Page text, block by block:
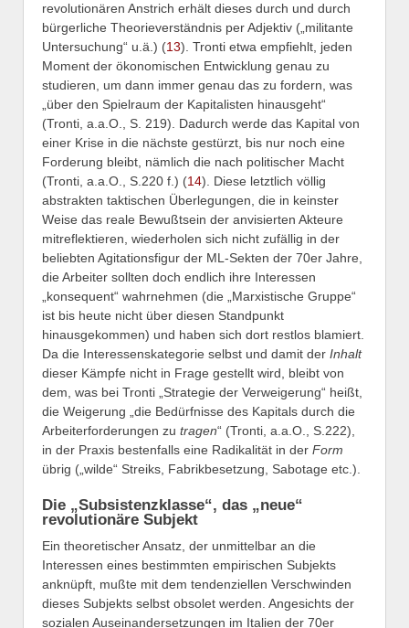
revolutionären Anstrich erhält dieses durch und durch
bürgerliche Theorieverständnis per Adjektiv („militante
Untersuchung“ u.ä.) (13). Tronti etwa empfiehlt, jeden
Moment der ökonomischen Entwicklung genau zu
studieren, um dann immer genau das zu fordern, was
„über den Spielraum der Kapitalisten hinausgeht“
(Tronti, a.a.O., S. 219). Dadurch werde das Kapital von
einer Krise in die nächste gestürzt, bis nur noch eine
Forderung bleibt, nämlich die nach politischer Macht
(Tronti, a.a.O., S.220 f.) (14). Diese letztlich völlig
abstrakten taktischen Überlegungen, die in keinster
Weise das reale Bewußtsein der anvisierten Akteure
mitreflektieren, wiederholen sich nicht zufällig in der
beliebten Agitationsfigur der ML-Sekten der 70er Jahre,
die Arbeiter sollten doch endlich ihre Interessen
„konsequent“ wahrnehmen (die „Marxistische Gruppe“
ist bis heute nicht über diesen Standpunkt
hinausgekommen) und haben sich dort restlos blamiert.
Da die Interessenskategorie selbst und damit der Inhalt
dieser Kämpfe nicht in Frage gestellt wird, bleibt von
dem, was bei Tronti „Strategie der Verweigerung“ heißt,
die Weigerung „die Bedürfnisse des Kapitals durch die
Arbeiterforderungen zu tragen“ (Tronti, a.a.O., S.222),
in der Praxis bestenfalls eine Radikalität in der Form
übrig („wilde“ Streiks, Fabrikbesetzung, Sabotage etc.).
Die „Subsistenzklasse“, das „neue“
revolutionäre Subjekt
Ein theoretischer Ansatz, der unmittelbar an die
Interessen eines bestimmten empirischen Subjekts
anknüpft, mußte mit dem tendenziellen Verschwinden
dieses Subjekts selbst obsolet werden. Angesichts der
sozialen Auseinandersetzungen im Italien der 70er